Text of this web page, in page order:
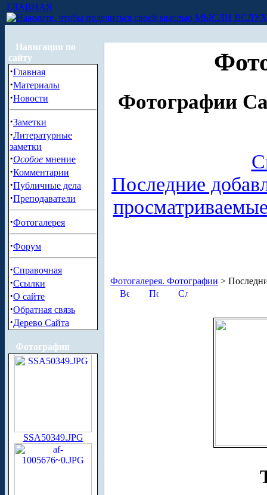
ГЛАВНАЯ
МЫСЛИ ВСЛУХ
Навигация по
сайту
·Главная
·Материалы
·Новости
·Заметки
·Литературные
заметки
·Особое мнение
·Комментарии
·Публичные дела
·Преподаватели
·Фотогалерея
·Форум
·Справочная
·Ссылки
·О сайте
·Обратная связь
·Дерево Сайта
Фотографии
SSA50349.JPG
Фотографии
Последние
Фотогалерея. Фотографии >